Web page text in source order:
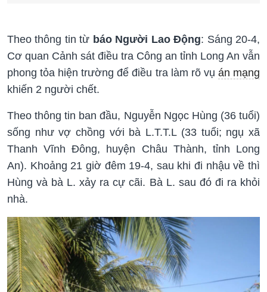
Theo thông tin từ báo Người Lao Động: Sáng 20-4,
Cơ quan Cảnh sát điều tra Công an tỉnh Long An vẫn
phong tỏa hiện trường để điều tra làm rõ vụ án mạng
khiến 2 người chết.
Theo thông tin ban đầu, Nguyễn Ngọc Hùng (36 tuổi)
sống như vợ chồng với bà L.T.T.L (33 tuổi; ngụ xã
Thanh Vĩnh Đông, huyện Châu Thành, tỉnh Long
An). Khoảng 21 giờ đêm 19-4, sau khi đi nhậu về thì
Hùng và bà L. xảy ra cự cãi. Bà L. sau đó đi ra khỏi
nhà.